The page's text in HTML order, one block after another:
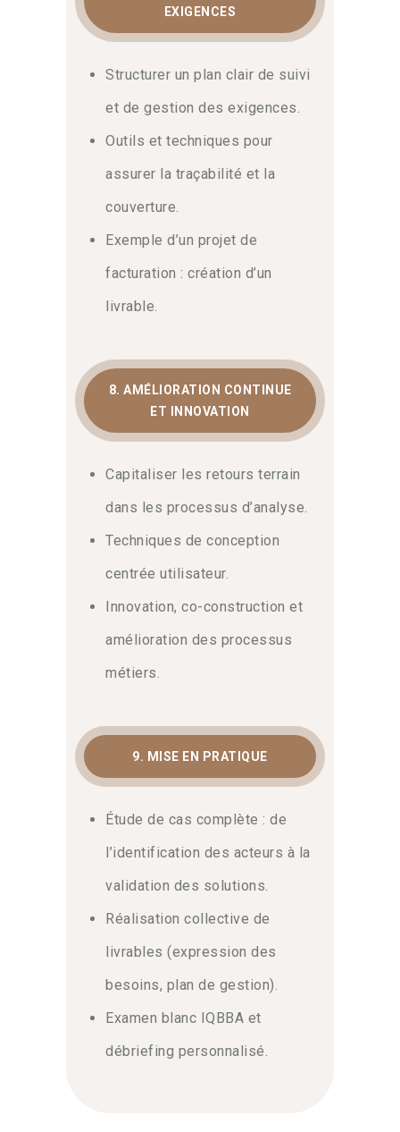
EXIGENCES
Structurer un plan clair de suivi
et de gestion des exigences.
Outils et techniques pour
assurer la traçabilité et la
couverture.
Exemple d’un projet de
facturation : création d’un
livrable.
8. AMÉLIORATION CONTINUE
ET INNOVATION
Capitaliser les retours terrain
dans les processus d’analyse.
Techniques de conception
centrée utilisateur.
Innovation, co-construction et
amélioration des processus
métiers.
9. MISE EN PRATIQUE
Étude de cas complète : de
l’identification des acteurs à la
validation des solutions.
Réalisation collective de
livrables (expression des
besoins, plan de gestion).
Examen blanc IQBBA et
débriefing personnalisé.